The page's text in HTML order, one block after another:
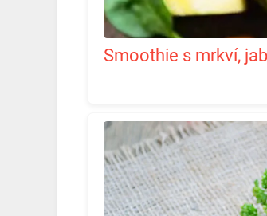
Smoothie s mrkví,